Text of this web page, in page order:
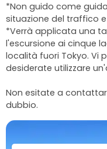
*Non guido come
situazione del traffico
*Verrà applicata una
l'escursione ai cinque
località fuori Tokyo. Vi
desiderate utilizzare
Non esitate a
dubbio.